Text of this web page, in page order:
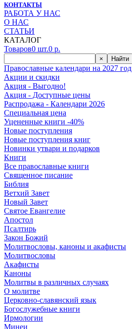
КОНТАКТЫ
РАБОТА У НАС
О НАС
СТАТЬИ
КАТАЛОГ
Товаров0 шт.0 р.
× Найти
Православные календари на 2027 год
Акции и скидки
Акция - Выгодно!
Акция - Доступные цены
Распродажа - Календари 2026
Специальная цена
Уцененные книги -40%
Новые поступления
Новые поступления книг
Новинки утвари и подарков
Книги
Все православные книги
Священное писание
Библия
Ветхий Завет
Новый Завет
Святое Евангелие
Апостол
Псалтирь
Закон Божий
Молитвословы, каноны и акафисты
Молитвословы
Акафисты
Каноны
Молитвы в различных случаях
О молитве
Церковно-славянский язык
Богослужебные книги
Ирмологии
Минеи